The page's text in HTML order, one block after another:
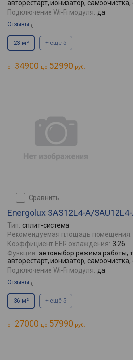
авторестарт, ионизатор,
Подключение Wi-Fi модуля: да
Отзывы 0
23 м² + ещё 5
от 34900 до 52990 руб.
сравнить
Energolux SAS12L4-A/
Тип: сплит-система
Рекомендуемая площадь помещения:
Коэффициент EER охлаждения: 3.26
Функции: автовыбор режима работы,
авторестарт, ионизатор,
Подключение Wi-Fi модуля: да
Отзывы 0
36 м² + ещё 5
от 27000 до 57990 руб.